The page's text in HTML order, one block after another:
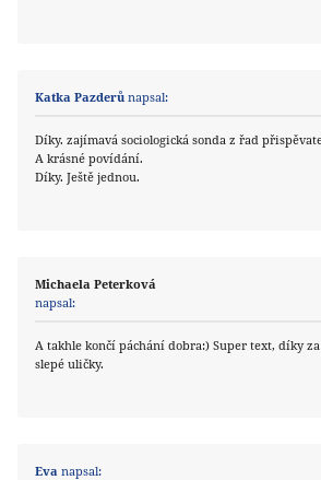
Katka Pazderů napsal:
Díky. zajímavá sociologická sonda z řad
A krásné povídání.
Díky. Ještě jednou.
Michaela Peterková
napsal:
A takhle končí páchání dobra:) Super text, díky
slepé uličky.
Eva napsal: